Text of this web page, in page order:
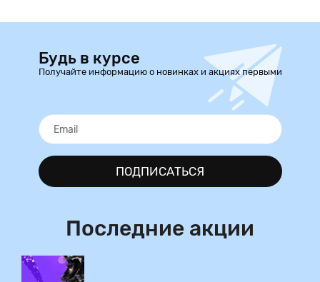
Будь в курсе
Получайте информацию о новинках и акциях первыми
ПОДПИСАТЬСЯ
Последние акции